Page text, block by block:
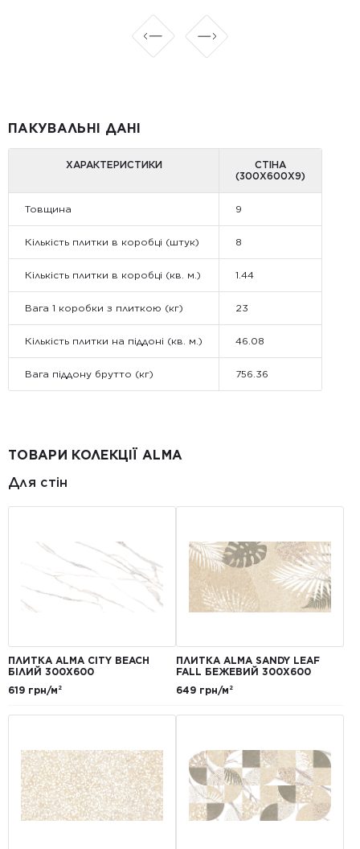
ПАКУВАЛЬНІ ДАНІ
ХАРАКТЕРИСТИКИ
СТІНА
(300Х600Х9)
Товщина 9
Кількість плитки в коробці (штук) 8
Кількість плитки в коробці (кв. м.) 1.44
Вага 1 коробки з плиткою (кг) 23
Кількість плитки на піддоні (кв. м.) 46.08
Вага піддону брутто (кг) 756.36
ТОВАРИ КОЛЕКЦІЇ ALMA
Для стін
ПЛИТКА ALMA CITY BEACH
БІЛИЙ 300X600
619 грн/м²
ПЛИТКА ALMA SANDY LEAF
FALL БЕЖЕВИЙ 300X600
649 грн/м²